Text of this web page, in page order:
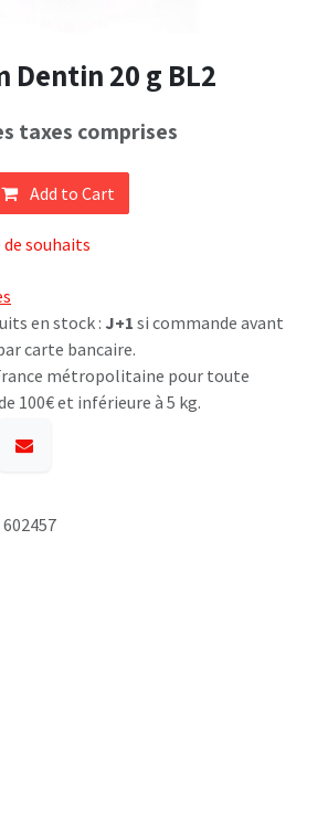
Dentin 20 g BL2
taxes comprises
Add to Cart
souhaits
en stock : J+1 si commande avant
carte bancaire.
métropolitaine pour toute
100€ et inférieure à 5 kg.
602457